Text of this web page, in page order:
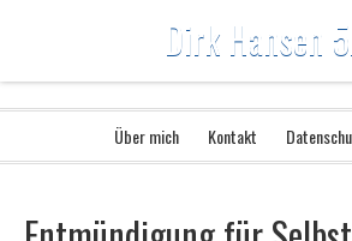
Dirk Hansen
Über mich Kontakt